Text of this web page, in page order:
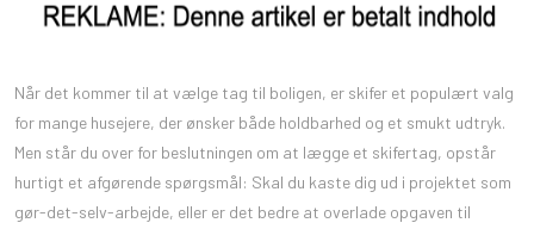
Når det kommer til at vælge tag til boligen, er skifer et populært valg
for mange husejere, der ønsker både holdbarhed og et smukt udtryk.
Men står du over for beslutningen om at lægge et skifertag, opstår
hurtigt et afgørende spørgsmål: Skal du kaste dig ud i projektet som
gør-det-selv-arbejde, eller er det bedre at overlade opgaven til